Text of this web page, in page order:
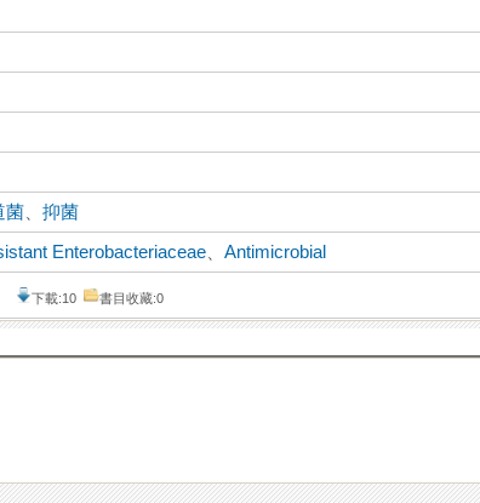
菌 、抑菌
Enterobacteriaceae 、Antimicrobial
下載:10 書目收藏:0